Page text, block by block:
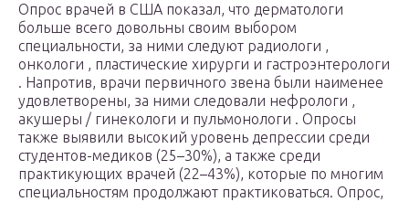
Опрос врачей в США показал, что дерматологи
больше всего довольны своим выбором
специальности, за ними следуют радиологи ,
онкологи , пластические хирурги и гастроэнтерологи
. Напротив, врачи первичного звена были наименее
удовлетворены, за ними следовали нефрологи ,
акушеры / гинекологи и пульмонологи . Опросы
также выявили высокий уровень депрессии среди
студентов-медиков (25–30%), а также среди
практикующих врачей (22–43%), которые по многим
специальностям продолжают практиковаться. Опрос,